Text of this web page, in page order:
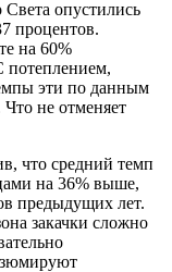
опустились
процентов.
на 60%
потеплением,
эти по данным
не отменяет
что средний темп
на 36% выше,
предыдущих лет.
закачки сложно